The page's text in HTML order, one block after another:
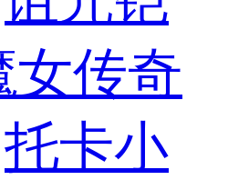
女传奇
托卡小